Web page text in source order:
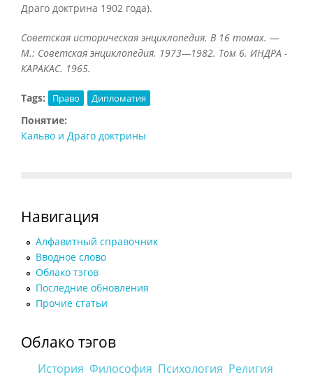
Драго доктрина 1902 года).
Советская историческая энциклопедия. В 16 томах. —
М.: Советская энциклопедия. 1973—1982. Том 6. ИНДРА -
КАРАКАС. 1965.
Tags: Право Дипломатия
Понятие:
Кальво и Драго доктрины
Навигация
Алфавитный справочник
Вводное слово
Облако тэгов
Последние обновления
Прочие статьи
Облако тэгов
История Философия Психология Религия